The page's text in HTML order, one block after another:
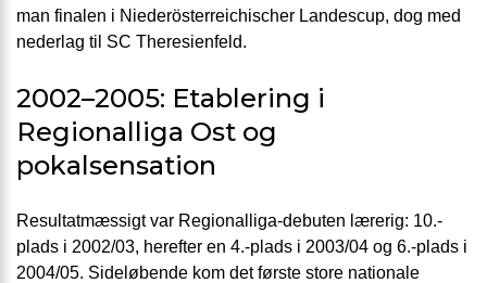
man finalen i Niederösterreichischer Landescup, dog med
nederlag til SC Theresienfeld.
2002–2005: Etablering i
Regionalliga Ost og
pokalsensation
Resultatmæssigt var Regionalliga-debuten lærerig: 10.-
plads i 2002/03, herefter en 4.-plads i 2003/04 og 6.-plads i
2004/05. Sideløbende kom det første store nationale